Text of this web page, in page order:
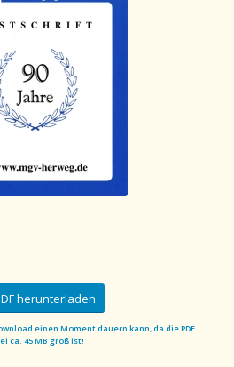
herunterladen
einen Moment dauern kann, da die PDF
ca. 45 MB groß ist!